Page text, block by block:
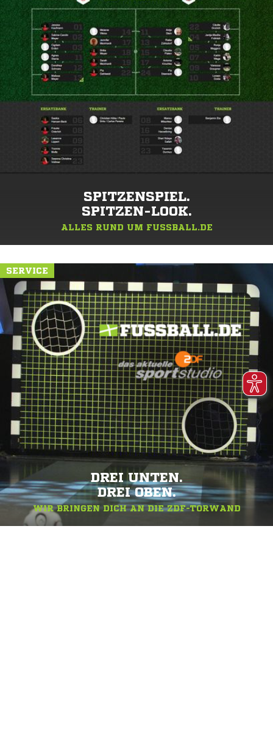
SPITZENSPIEL.
SPITZEN-LOOK.
ALLES RUND UM FUSSBALL.DE
SERVICE
DREI UNTEN.
DREI OBEN.
WIR BRINGEN DICH AN DIE ZDF-TORWAND